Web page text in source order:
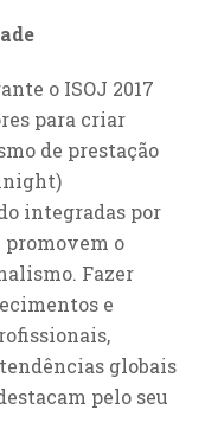
o ISOJ 2017
para criar
de prestação
integradas por
promovem o
Fazer
e
globais
pelo seu